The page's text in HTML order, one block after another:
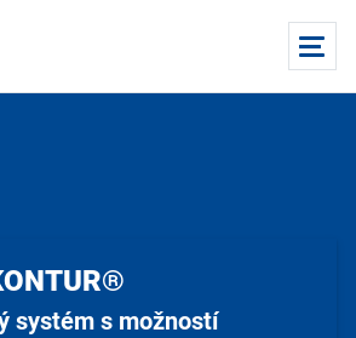
systém s možností